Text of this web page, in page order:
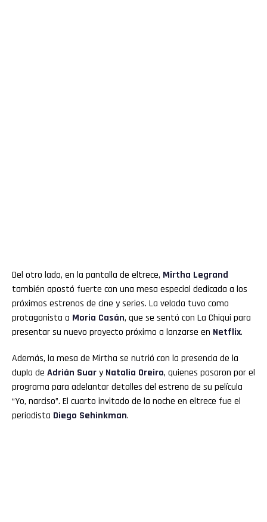
Del otro lado, en la pantalla de eltrece, Mirtha Legrand
también apostó fuerte con una mesa especial dedicada a los
próximos estrenos de cine y series. La velada tuvo como
protagonista a Moria Casán, que se sentó con La Chiqui para
presentar su nuevo proyecto próximo a lanzarse en Netflix.
Además, la mesa de Mirtha se nutrió con la presencia de la
dupla de Adrián Suary Natalia Oreiro, quienes pasaron por el
programa para adelantar detalles del estreno de su película
“Yo, narciso”. El cuarto invitado de la noche en eltrece fue el
periodista Diego Sehinkman.